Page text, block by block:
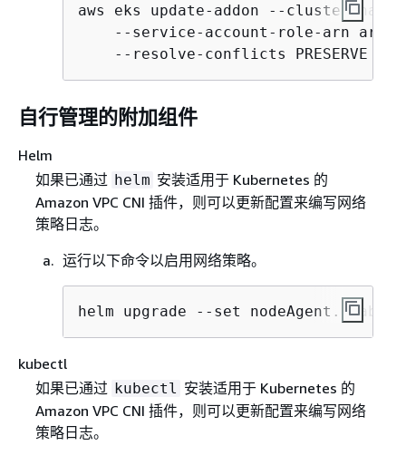
aws eks update-addon --cluster-
--service-account-role-arn
--resolve-conflicts PRESERVE --
自行管理的附加组件
Helm
如果已通过 helm 安装适用于 Kubernetes 的
Amazon VPC CNI 插件，则可以更新配置来编写网络
策略日志。
运行以下命令以启用网络策略。
helm upgrade --set
kubectl
如果已通过 kubectl 安装适用于 Kubernetes 的
Amazon VPC CNI 插件，则可以更新配置来编写网络
策略日志。